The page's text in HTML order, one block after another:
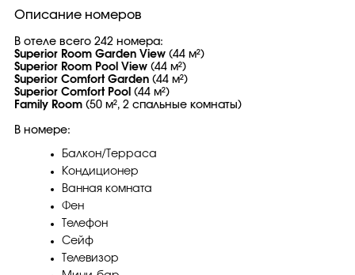
Описание номеров
В отеле всего 242 номера:
Superior Room Garden View (44 м²)
Superior Room Pool View (44 м²)
Superior Comfort Garden (44 м²)
Superior Comfort Pool (44 м²)
Family Room (50 м², 2 спальные комнаты)
В номере:
Балкон/Терраса
Кондиционер
Ванная комната
Фен
Телефон
Сейф
Телевизор